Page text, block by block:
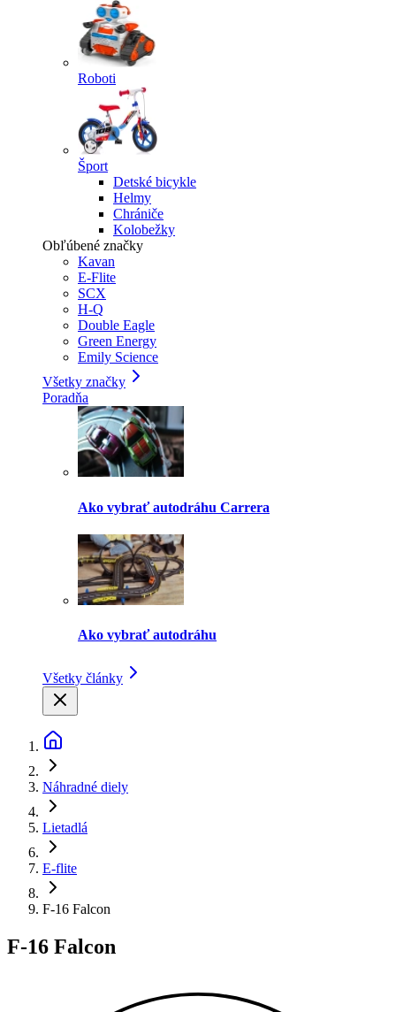
Roboti
Šport
Detské bicykle
Helmy
Chrániče
Kolobežky
Obľúbené značky
Kavan
E-Flite
SCX
H-Q
Double Eagle
Green Energy
Emily Science
Všetky značky
Poradňa
Ako vybrať autodráhu Carrera
Ako vybrať autodráhu
Všetky články
Náhradné diely
Lietadlá
E-flite
F-16 Falcon
F-16 Falcon